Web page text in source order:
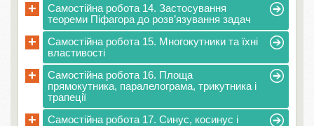
+
Самостійна робота 14. Застосування
теореми Піфагора до розв’язування задач
+
Самостійна робота 15. Многокутники та їхні
властивості
+
Самостійна робота 16. Площа
прямокутника, паралелограма, трикутника і
трапеції
+
Самостійна робота 17. Синус, косинус і